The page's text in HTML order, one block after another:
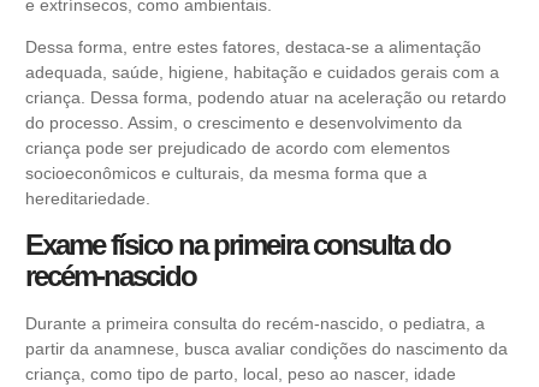
e extrínsecos, como ambientais.
Dessa forma, entre estes fatores, destaca-se a alimentação
adequada, saúde, higiene, habitação e cuidados gerais com a
criança. Dessa forma, podendo atuar na aceleração ou retardo
do processo. Assim, o crescimento e desenvolvimento da
criança pode ser prejudicado de acordo com elementos
socioeconômicos e culturais, da mesma forma que a
hereditariedade.
Exame físico na primeira consulta do
recém-nascido
Durante a primeira consulta do recém-nascido , o pediatra, a
partir da anamnese, busca avaliar condições do nascimento da
criança, como tipo de parto, local, peso ao nascer, idade